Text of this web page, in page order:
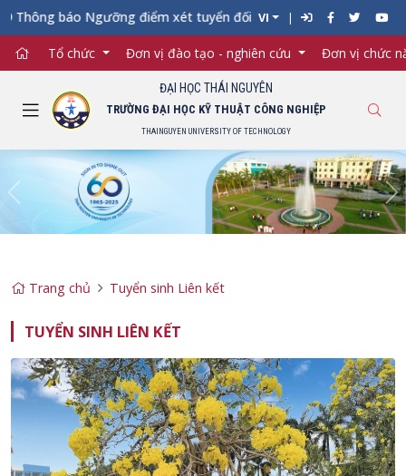
báo Ngưỡng điểm xét tuyển đối với từng ngành đào tạo Đại
VI
Tổ chức Đơn vị đào tạo - nghiên cứu Đơn vị chức
ĐẠI HỌC THÁI NGUYÊN
TRƯỜNG ĐẠI HỌC KỸ THUẬT CÔNG NGHIỆP
THAINGUYEN UNIVERSITY OF TECHNOLOGY
Previous
Trang chủ Tuyển sinh Liên kết
TUYỂN SINH LIÊN KẾT